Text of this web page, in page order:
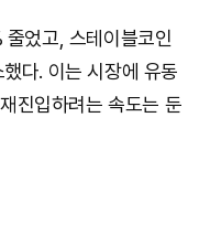
었고, 스테이블코인
다. 이는 시장에 유동
진입하려는 속도는 둔